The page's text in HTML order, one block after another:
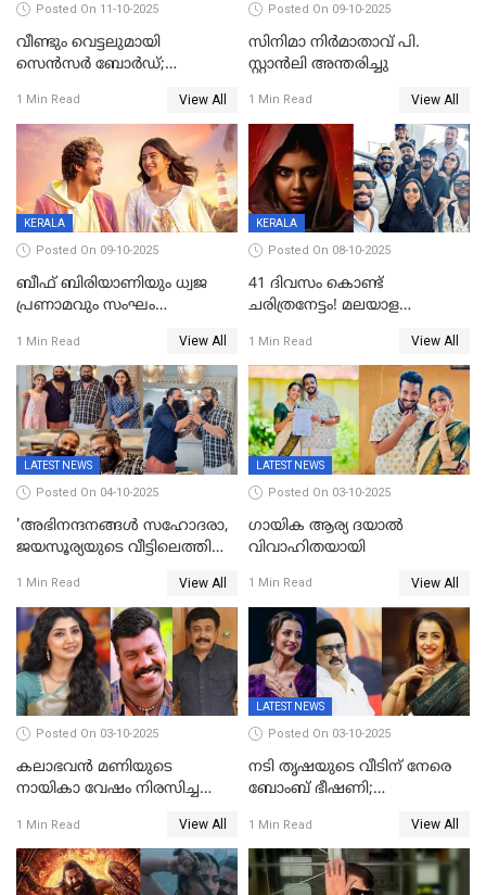
Posted On 11-10-2025
വീണ്ടും വെട്ടലുമായി
സെന്‍സര്‍ ബോര്‍ഡ്;
തിരുത്തല്‍
1 Min Read View All
Posted On 09-10-2025
സിനിമാ നിർമാതാവ് പി.
സ്റ്റാൻലി അന്തരിച്ചു
1 Min Read View All
KERALA
Posted On 09-10-2025
ബീഫ് ബിരിയാണിയും ധ്വജ
പ്രണാമവും സംഘം
നിഗത്തിന്റെ ഹാൽ
സിനിമയ്ക്ക്
സെൻസർബോർഡിന്റെ
കടുംവെട്ട്
1 Min Read View All
KERALA
Posted On 08-10-2025
41 ദിവസം കൊണ്ട്
ചരിത്രനേട്ടം! മലയാള
അധ്യായം, വിസ്മയമായി
ലോക 300 കോടി ക്ലബ്ബിൽ
1 Min Read View All
LATEST NEWS
Posted On 04-10-2025
'അഭിനന്ദനങ്ങൾ സഹോദരാ,
ജയസൂര്യയുടെ വീട്ടിലെത്തി
ആഘോഷം'
1 Min Read View All
LATEST NEWS
Posted On 03-10-2025
ഗായിക ആര്യ ദയാൽ
വിവാഹിതയായി
1 Min Read View All
Posted On 03-10-2025
കലാഭവൻ മണിയുടെ
നായികാ വേഷം നിരസിച്ച
നടി ദിവ്യ ഉണ്ണിയല്ലെന്നും
സമൂഹമാധ്യമത്തിൽ കുറിപ്പ്
1 Min Read View All
LATEST NEWS
Posted On 03-10-2025
നടി തൃഷയുടെ വീടിന് നേരെ
ബോംബ് ഭീഷണി;
കണ്ടെത്തൽ
1 Min Read View All